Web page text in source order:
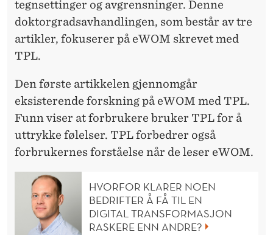
tegnsettinger og avgrensninger. Denne
doktorgradsavhandlingen, som består av tre
artikler, fokuserer på eWOM skrevet med
TPL.
Den første artikkelen gjennomgår
eksisterende forskning på eWOM med TPL.
Funn viser at forbrukere bruker TPL for å
uttrykke følelser. TPL forbedrer også
forbrukernes forståelse når de leser eWOM.
HVORFOR KLARER NOEN
BEDRIFTER Å FÅ TIL EN
DIGITAL TRANSFORMASJON
RASKERE ENN ANDRE?